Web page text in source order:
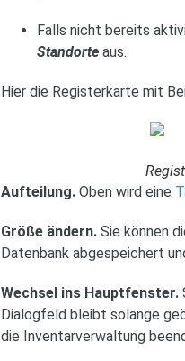
Falls nicht bereits
Standorte aus.
Hier die Registerkarte mit
Aufteilung. Oben wird eine
Größe ändern. Sie können
Datenbank abgespeichert
Wechsel ins Hauptfenster.
Dialogfeld bleibt solange
die Inventarverwaltung